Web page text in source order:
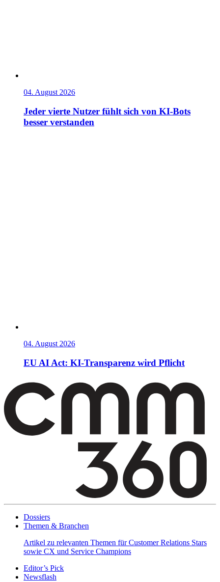
04. August 2026
Jeder vierte Nutzer fühlt sich von KI-Bots
besser verstanden
04. August 2026
EU AI Act: KI-Transparenz wird Pflicht
Dossiers
Themen & Branchen
Artikel zu relevanten Themen für Customer Relations Stars
sowie CX und Service Champions
Editor’s Pick
Newsflash